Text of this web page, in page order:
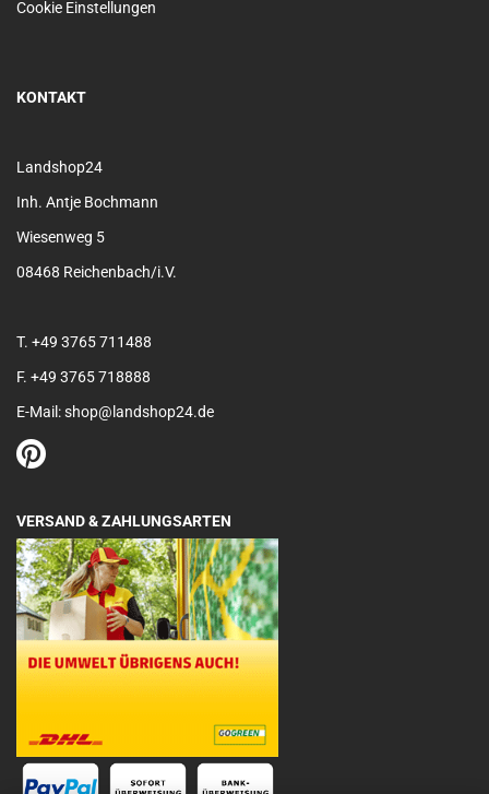
Cookie Einstellungen
KONTAKT
Landshop24
Inh. Antje Bochmann
Wiesenweg 5
08468 Reichenbach/i.V.
T. +49 3765 711488
F. +49 3765 718888
E-Mail: shop@landshop24.de
VERSAND & ZAHLUNGSARTEN